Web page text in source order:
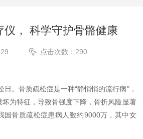
仪， 科学守护骨骼健康
点击次数：290
日。骨质疏松症是一种“静悄悄的流行病"，
为特征，导致骨强度下降，骨折风险显著
国骨质疏松症患病人数约9000万，其中女